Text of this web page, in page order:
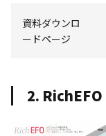
資料ダウンロ
ードページ
2. RichEFO